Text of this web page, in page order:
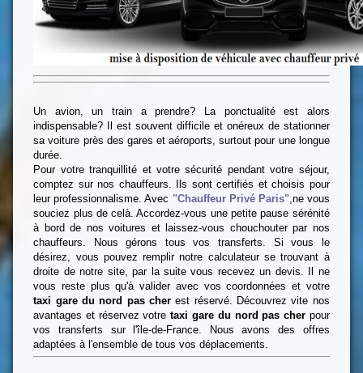
Un avion, un train a prendre? La ponctualité est alors
indispensable? Il est souvent difficile et onéreux de stationner
sa voiture près des gares et aéroports, surtout pour une longue
durée.
Pour votre tranquillité et votre sécurité pendant votre séjour,
comptez sur nos chauffeurs. Ils sont certifiés et choisis pour
leur professionnalisme. Avec "Chauffeur Privé Paris",ne vous
souciez plus de celà. Accordez-vous une petite pause sérénité
à bord de nos voitures et laissez-vous chouchouter par nos
chauffeurs. Nous gérons tous vos transferts. Si vous le
désirez, vous pouvez remplir notre calculateur se trouvant à
droite de notre site, par la suite vous recevez un devis. Il ne
vous reste plus qu'à valider avec vos coordonnées et votre
taxi gare du nord pas cher est réservé. Découvrez vite nos
avantages et réservez votretaxi gare du nord pas cher pour
vos transferts sur l'île-de-France. Nous avons des offres
adaptées à l'ensemble de tous vos déplacements.